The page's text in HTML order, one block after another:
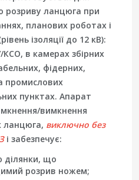
розриву ланцюга при
планових роботах і
ізоляції до 12 кВ):
КСО, в камерах збірних
фідерних,
промислових
пунктах. Апарат
вимкнення
ланцюга, виключно без
і забезпечує:
ділянки, що
розрив ножем;